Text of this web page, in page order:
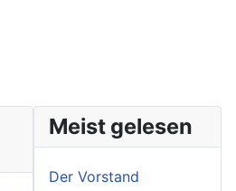
Meist gelesen
Der Vorstand